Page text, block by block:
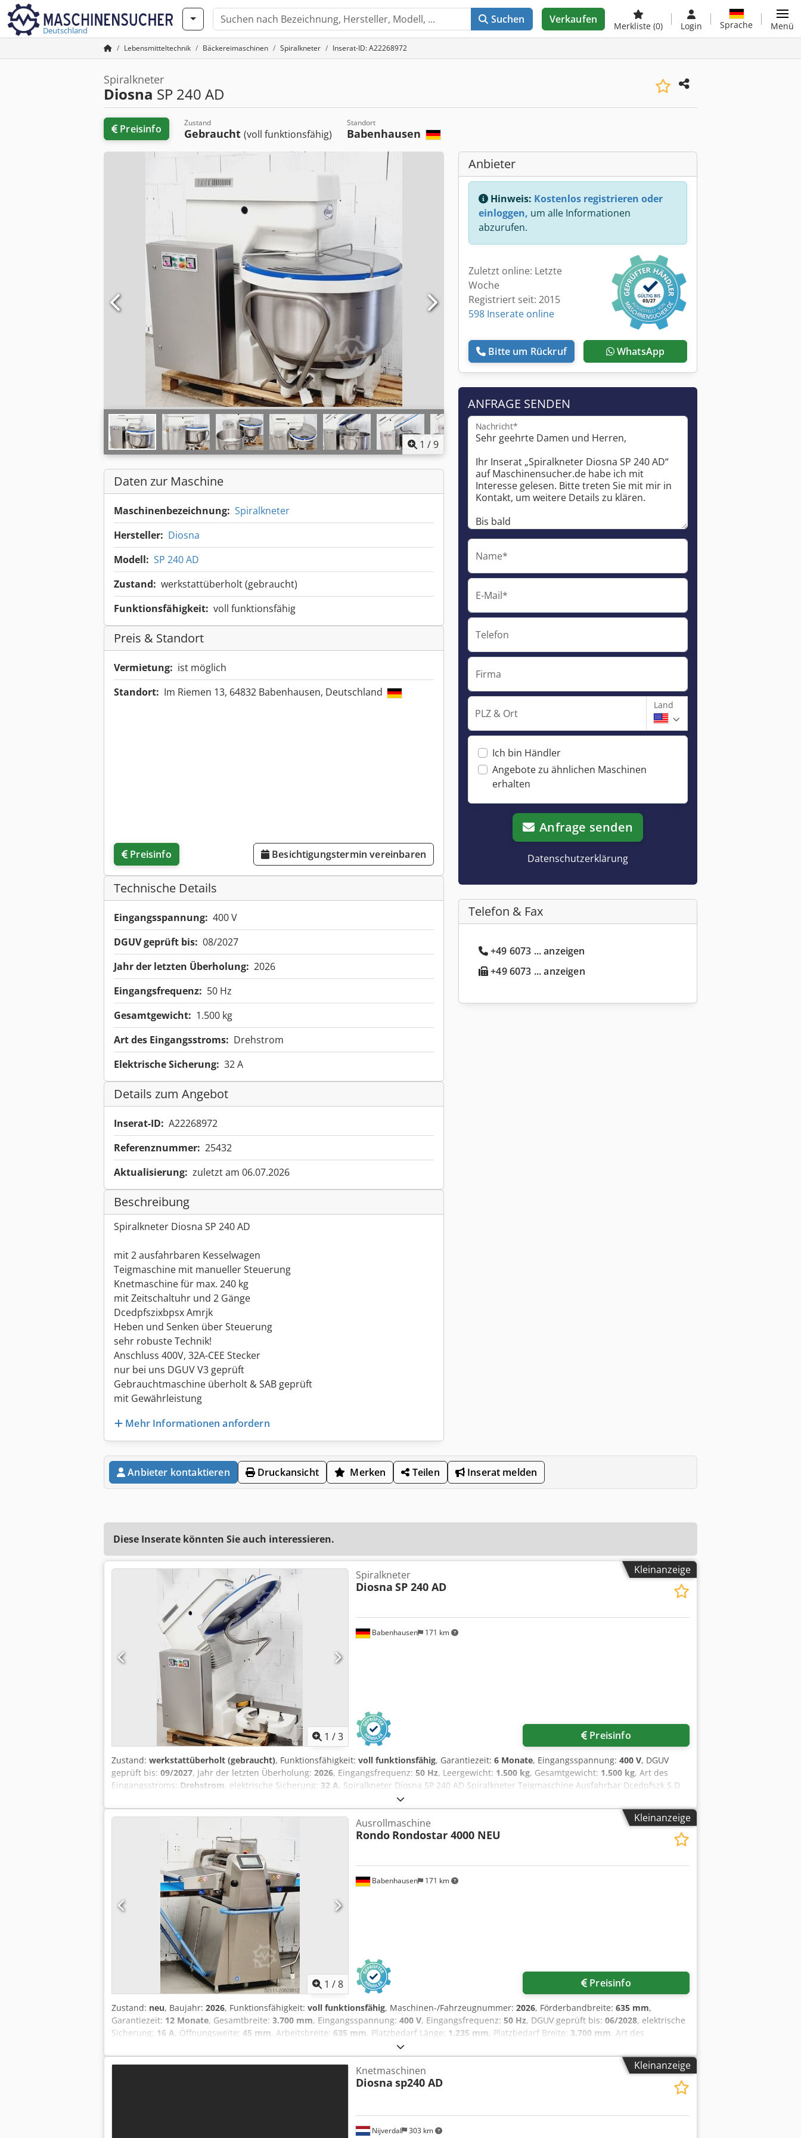
Deutschland
Suchen Verkaufen
Merkliste (0) Login Sprache Menü
Lebensmitteltechnik Bäckereimaschinen Spiralkneter Inserat-ID: A22268972
Spiralkneter
Diosna SP 240 AD
Preisinfo Zustand
Gebraucht (voll funktionsfähig)
Standort
Babenhausen
1 /9
Daten zur Maschine
Maschinenbezeichnung: Spiralkneter
Hersteller: Diosna
Modell: SP 240 AD
Zustand: werkstattüberholt (gebraucht)
Funktionsfähigkeit: voll funktionsfähig
Preis & Standort
Vermietung: ist möglich
Standort: Im Riemen 13, 64832 Babenhausen, Deutschland
Preisinfo Besichtigungstermin vereinbaren
Technische Details
Eingangsspannung: 400 V
DGUV geprüft bis: 08/2027
Jahr der letzten Überholung: 2026
Eingangsfrequenz: 50 Hz
Gesamtgewicht: 1.500 kg
Art des Eingangsstroms: Drehstrom
Elektrische Sicherung: 32 A
Details zum Angebot
Inserat-ID: A22268972
Referenznummer: 25432
Aktualisierung: zuletzt am 06.07.2026
Beschreibung
Spiralkneter Diosna SP 240 AD
mit 2 ausfahrbaren Kesselwagen
Teigmaschine mit manueller Steuerung
Knetmaschine für max. 240 kg
mit Zeitschaltuhr und 2 Gänge
Dcedpfszixbpsx Amrjk
Heben und Senken über Steuerung
sehr robuste Technik!
Anschluss 400V, 32A-CEE Stecker
nur bei uns DGUV V3 geprüft
Gebrauchtmaschine überholt & SAB geprüft
mit Gewährleistung
Mehr Informationen anfordern
Anbieter
Hinweis: Kostenlos registrieren oder
einloggen, um alle Informationen
abzurufen.
Zuletzt online: Letzte
Woche
Registriert seit: 2015
598 Inserate online
Bitte um Rückruf WhatsApp
ANFRAGE SENDEN
Nachricht*
Name*
E-Mail*
Telefon
Firma
PLZ & Ort
Land
Ich bin Händler
Angebote zu ähnlichen Maschinen
erhalten
Anfrage senden
Datenschutzerklärung
Telefon & Fax
+49 6073 ... anzeigen
+49 6073 ... anzeigen
Anbieter kontaktieren Druckansicht Merken Teilen Inserat melden
Diese Inserate könnten Sie auch interessieren.
Kleinanzeige
1 /3
Babenhausen 171 km
Spiralkneter
Diosna SP 240 AD
Preisinfo
Zustand: werkstattüberholt (gebraucht), Funktionsfähigkeit: voll funktionsfähig, Garantiezeit: 6 Monate, Eingangsspannung: 400 V, DGUV
geprüft bis: 09/2027, Jahr der letzten Überholung: 2026, Eingangsfrequenz: 50 Hz, Leergewicht: 1.500 kg, Gesamtgewicht: 1.500 kg, Art des
Eingangsstroms: Drehstrom, elektrische Sicherung: 32 A, Spiralkneter Diosna SP 240 AD Spiralkneter Teigmaschine Ausfahrbar Dcedpfszk S D
Tjx Amrsk Diosna Modell: SP 240 AD Knetmaschine für max. 240 kg Teig robuste Technik! 2 Zeitschaltuhren und 2 Gänge Heben und senken
über Steuerungs-Automatik Anschluß 400V, 32A-CEE Stecker Gebrauchtmaschine
Kleinanzeige
1 /8
Babenhausen 171 km
Ausrollmaschine
Rondo Rondostar 4000 NEU
Preisinfo
Zustand: neu, Baujahr: 2026, Funktionsfähigkeit: voll funktionsfähig, Maschinen-/Fahrzeugnummer: 2026, Förderbandbreite: 635 mm,
Garantiezeit: 12 Monate, Gesamtbreite: 3.700 mm, Eingangsspannung: 400 V, Eingangsfrequenz: 50 Hz, DGUV geprüft bis: 06/2028, elektrische
Sicherung: 16 A, Öffnungsweite: 45 mm, Arbeitsbreite: 635 mm, Platzbedarf Länge: 1.235 mm, Platzbedarf Breite: 3.700 mm, Art des
, NEU +++ Ausrollmaschine Rondostar 4000 ECO +++ NEU Computersteuerung / Touchpanel für alle Teige zum
Ausrollen und Tourieren mit automatischer Haspel zum Aufrollen rechts Edelstahlausführung fahrbar Ausrolldicke von 0,2 bis 45 mm elektrisch
verstellbar elektrischer Mehler / Mehlstreuer inkl. 2 Teigrollen / Handhaspel einfaches tool cleaning nur bei uns DGUV V3 geprüft Maschine
fahrbar mit Feststeller Anschluss 400V, 16A-CEE Stecker Maße: 3700 x 1235 mm, BxT Neumaschine & SAB geprüft mit Monate Gewährleistung
Kleinanzeige
Nijverdal 303 km
Knetmaschinen
Diosna sp240 AD